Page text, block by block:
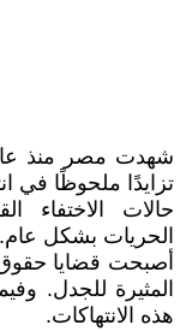
تزايدًا ملحوظًا في
حالات الاختفاء
الحريات بشكل عام.
أصبحت قضايا
المثيرة للجدل.
هذه الانتهاكات.